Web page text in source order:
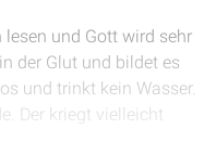
und Gott wird sehr
der Glut und bildet es
und trinkt kein Wasser.
Der kriegt vielleicht